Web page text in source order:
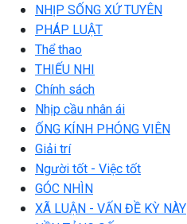
NHỊP SỐNG XỨ TUYÊN
PHÁP LUẬT
Thể thao
THIẾU NHI
Chính sách
Nhịp cầu nhân ái
ỐNG KÍNH PHÓNG VIÊN
Giải trí
Người tốt - Việc tốt
GÓC NHÌN
XÃ LUẬN - VẤN ĐỀ KỲ NÀY